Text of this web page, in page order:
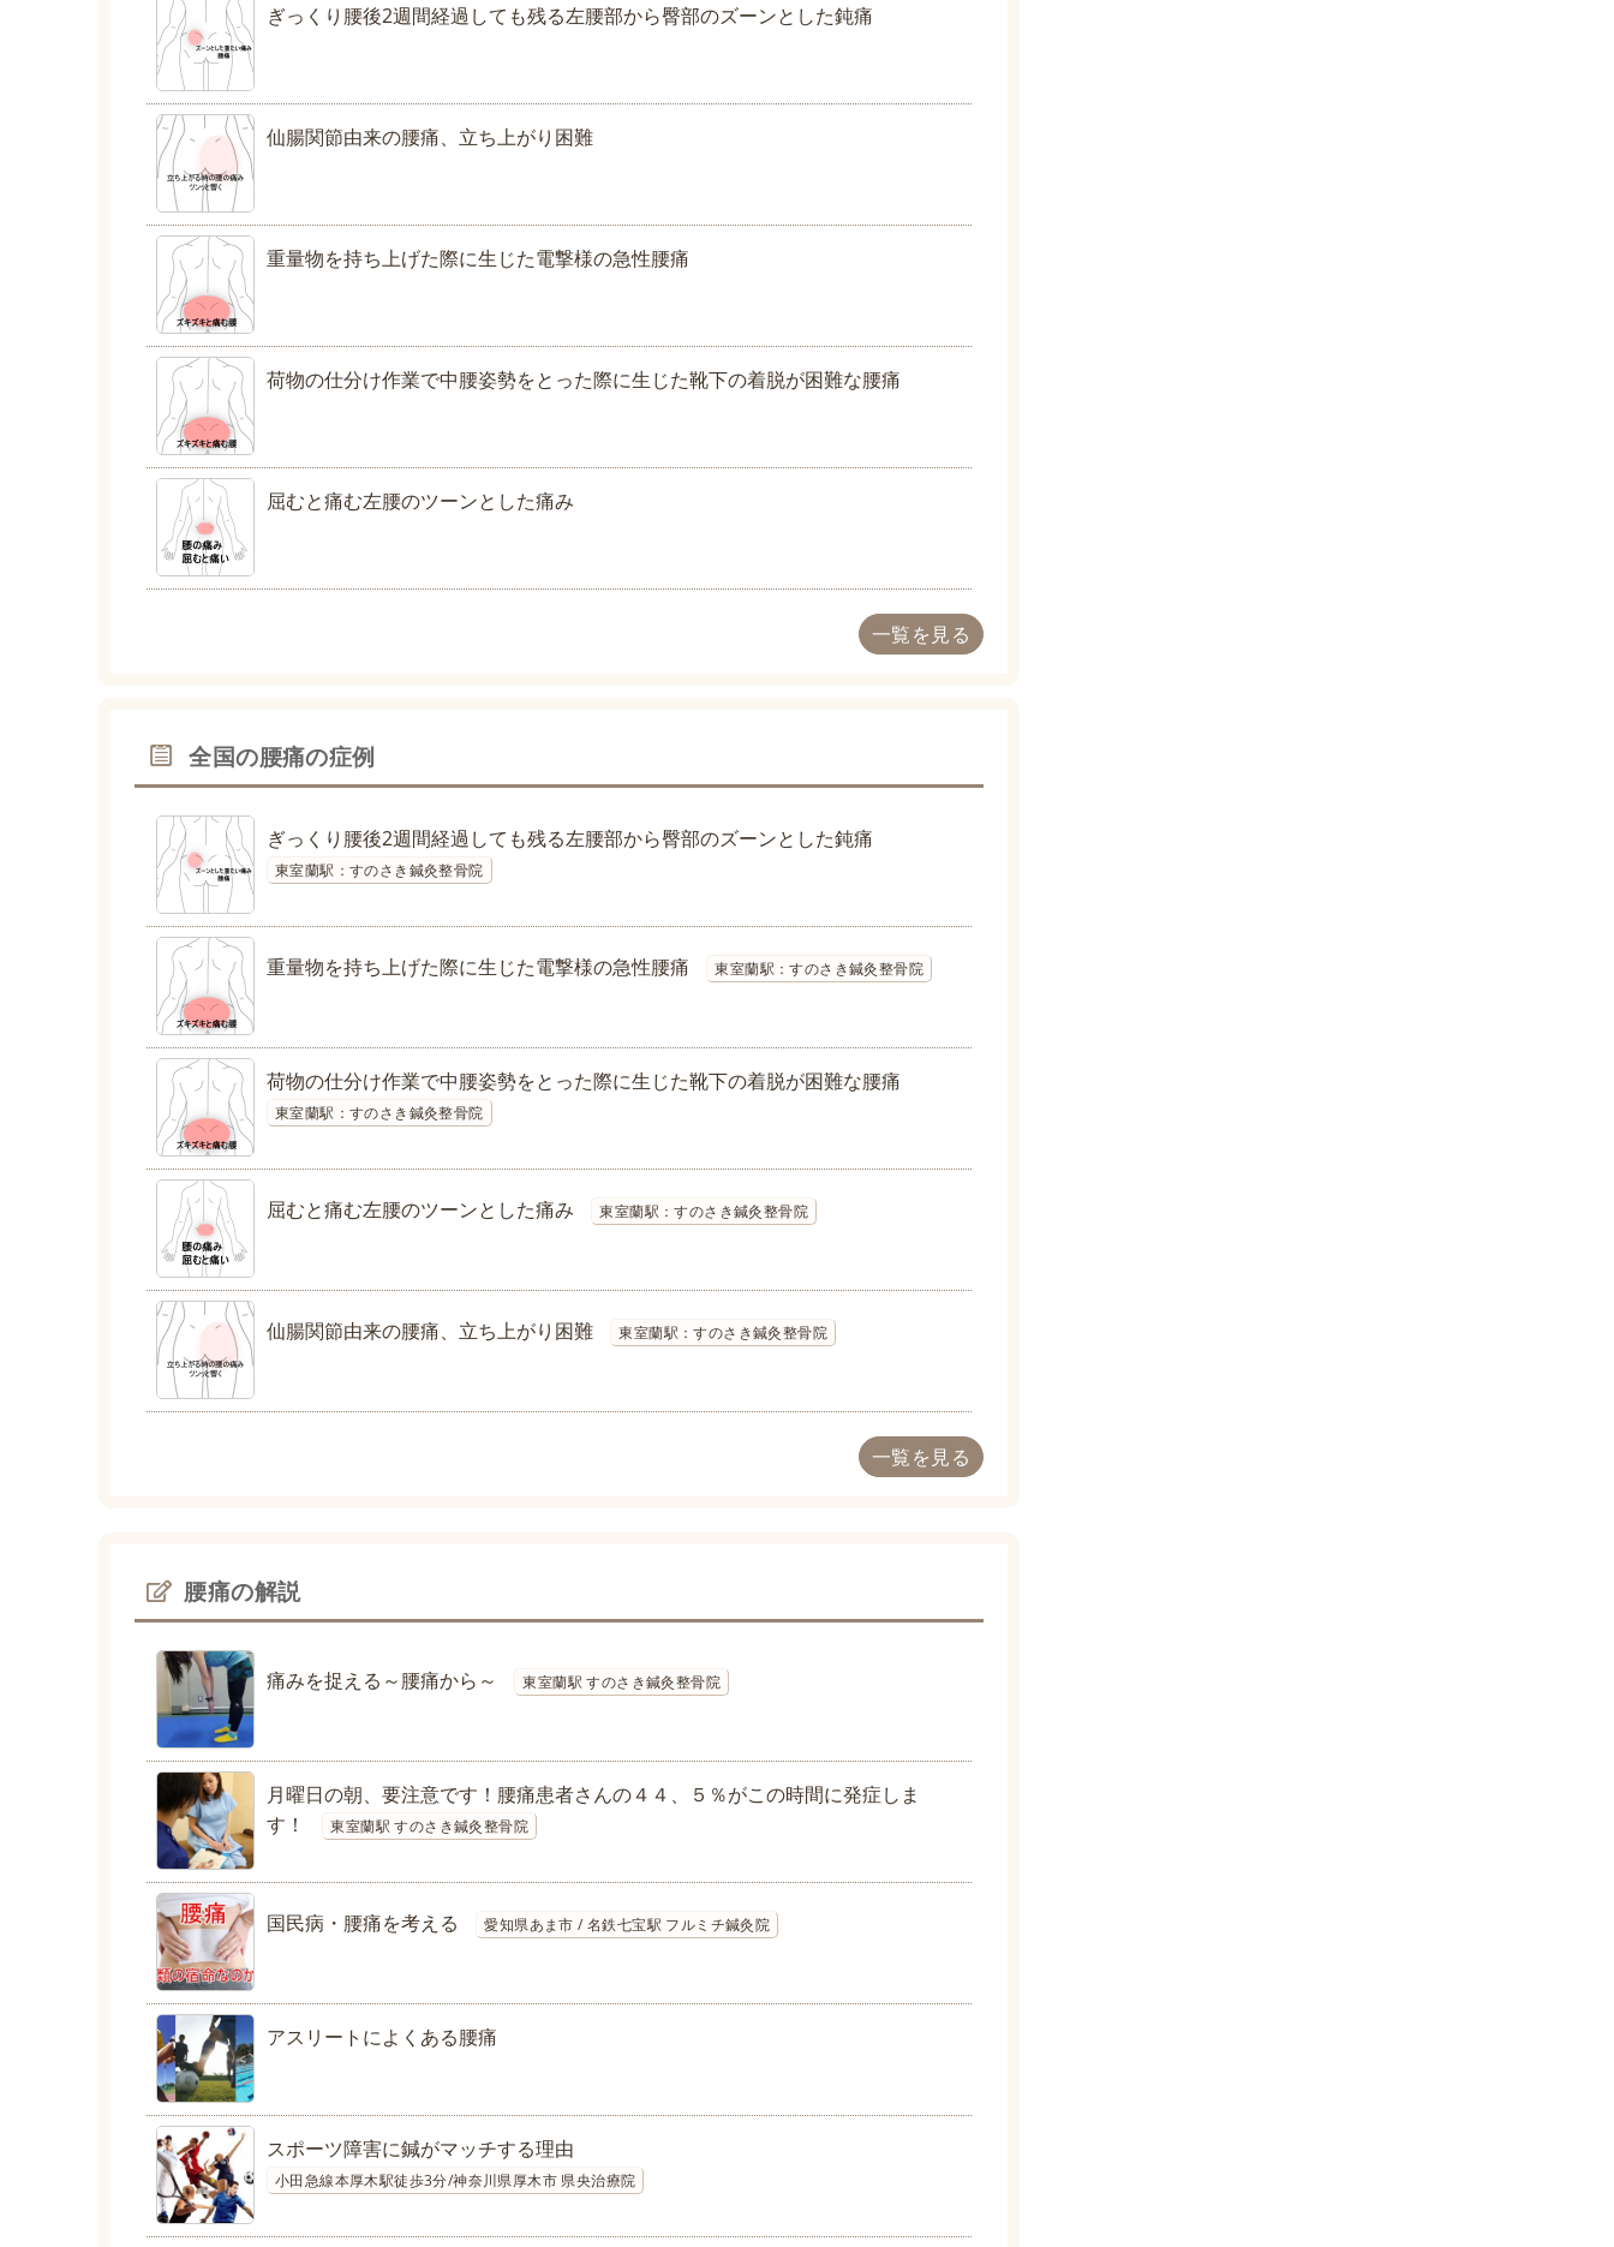
ぎっくり腰後2週間経過しても残る左腰部から臀部のズーンとした鈍痛
仙腸関節由来の腰痛、立ち上がり困難
重量物を持ち上げた際に生じた電撃様の急性腰痛
荷物の仕分け作業で中腰姿勢をとった際に生じた靴下の着脱が困難な腰痛
屈むと痛む左腰のツーンとした痛み
一覧を見る
全国の腰痛の症例
ぎっくり腰後2週間経過しても残る左腰部から臀部のズーンとした鈍痛
東室蘭駅：すのさき鍼灸整骨院
重量物を持ち上げた際に生じた電撃様の急性腰痛 東室蘭駅：すのさき鍼灸整骨院
荷物の仕分け作業で中腰姿勢をとった際に生じた靴下の着脱が困難な腰痛
東室蘭駅：すのさき鍼灸整骨院
屈むと痛む左腰のツーンとした痛み 東室蘭駅：すのさき鍼灸整骨院
仙腸関節由来の腰痛、立ち上がり困難 東室蘭駅：すのさき鍼灸整骨院
一覧を見る
腰痛の解説
痛みを捉える～腰痛から～ 東室蘭駅 すのさき鍼灸整骨院
月曜日の朝、要注意です！腰痛患者さんの４４、５％がこの時間に発症しま
す！
東室蘭駅 すのさき鍼灸整骨院
国民病・腰痛を考える 愛知県あま市 / 名鉄七宝駅 フルミチ鍼灸院
アスリートによくある腰痛
スポーツ障害に鍼がマッチする理由
小田急線本厚木駅徒歩3分/神奈川県厚木市 県央治療院